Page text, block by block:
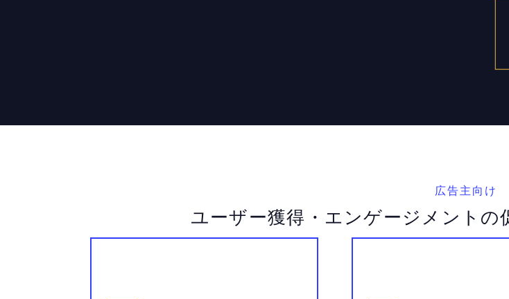
広告主向け
ユーザー獲得・エンゲージメントの